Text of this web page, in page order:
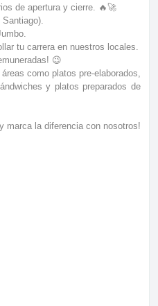
de apertura y cierre. 🔥🚀
tu carrera en nuestros locales.
😉
como platos pre-elaborados,
y platos preparados de
marca la diferencia con nosotros!